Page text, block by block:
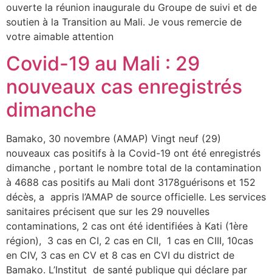
ouverte la réunion inaugurale du Groupe de suivi et de
soutien à la Transition au Mali. Je vous remercie de
votre aimable attention
Covid-19 au Mali : 29
nouveaux cas enregistrés
dimanche
Bamako, 30 novembre (AMAP) Vingt neuf (29)
nouveaux cas positifs à la Covid-19 ont été enregistrés
dimanche , portant le nombre total de la contamination
à 4688 cas positifs au Mali dont 3178guérisons et 152
décès, a appris l’AMAP de source officielle. Les services
sanitaires précisent que sur les 29 nouvelles
contaminations, 2 cas ont été identifiées à Kati (1ère
région), 3 cas en CI, 2 cas en CII, 1 cas en CIII, 10cas
en CIV, 3 cas en CV et 8 cas en CVI du district de
Bamako. L’Institut de santé publique qui déclare par